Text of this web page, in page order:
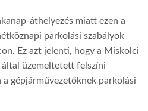
áthelyezés miatt ezen a
parkolási szabályok
Ez azt jelenti, hogy a Miskolci
üzemeltetett felszíni
gépjárművezetőknek parkolási